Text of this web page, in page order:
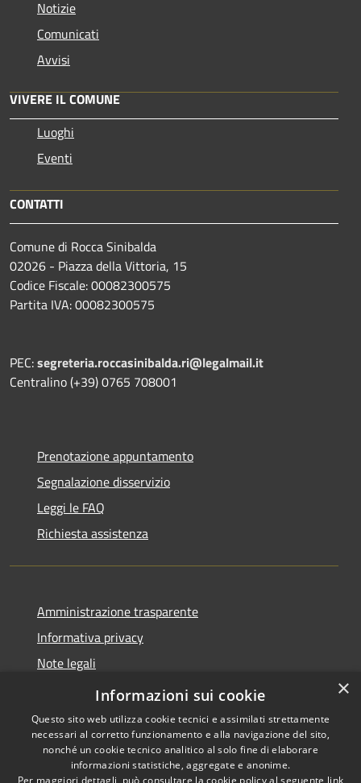
Notizie
Comunicati
Avvisi
VIVERE IL COMUNE
Luoghi
Eventi
CONTATTI
Comune di Rocca Sinibalda
02026 - Piazza della Vittoria, 15
Codice Fiscale: 00082300575
Partita IVA: 00082300575
PEC:segreteria.roccasinibalda.ri@legalmail.it
Centralino (+39) 0765 708001
Prenotazione appuntamento
Segnalazione disservizio
Leggi le FAQ
Richiesta assistenza
Amministrazione trasparente
Informativa privacy
Note legali
Dichiarazione di accessibilità
Copyright © 2026 • Comune di
×
Informazioni sui cookie
Questo sito web utilizza cookie tecnici e assimilati strettamente
necessari al corretto funzionamento e alla navigazione del sito,
nonché un cookie tecnico analitico al solo fine di elaborare
informazioni statistiche, aggregate e anonime.
Per maggiori dettagli, può consultare la cookie policy al seguente link